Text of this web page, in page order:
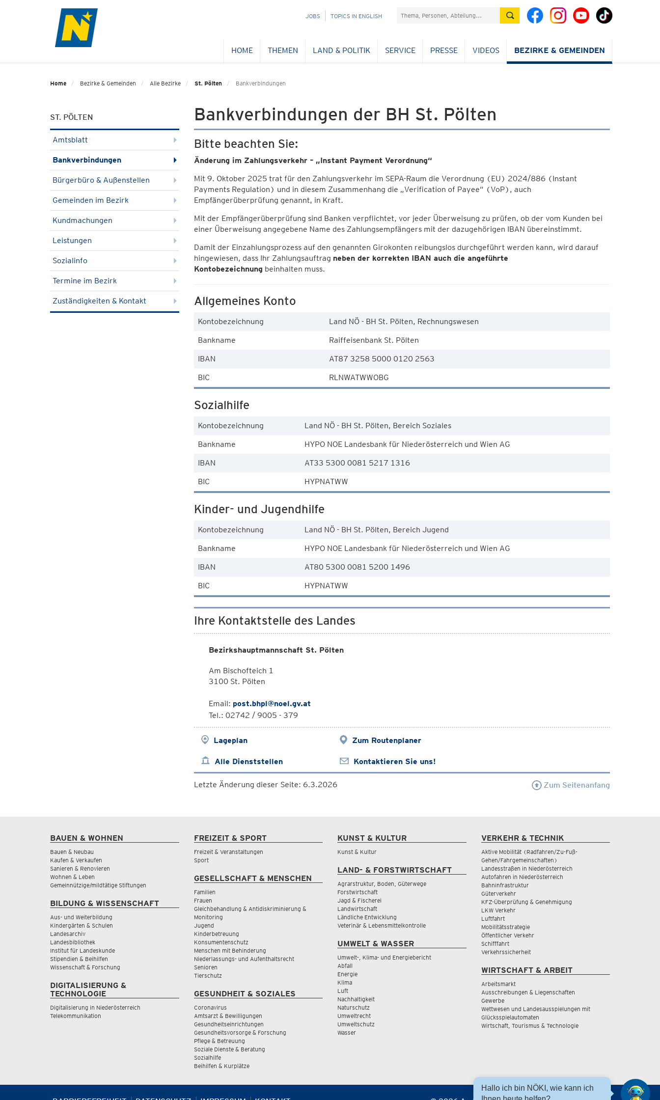
NAVIGATION
JOBS TOPICS IN ENGLISH Suchefeld
HOME THEMEN LAND & POLITIK SERVICE PRESSE VIDEOS BEZIRKE & GEMEINDEN
Home Bezirke & Gemeinden Alle Bezirke St. Pölten Bankverbindungen
ST. PÖLTEN
Amtsblatt
Bankverbindungen
Bürgerbüro & Außenstellen
Gemeinden im Bezirk
Kundmachungen
Leistungen
Sozialinfo
Termine im Bezirk
Zuständigkeiten & Kontakt
Bankverbindungen der BH St. Pölten
Bitte beachten Sie:
Änderung im Zahlungsverkehr – „Instant Payment Verordnung“
Mit 9. Oktober 2025 trat für den Zahlungsverkehr im SEPA-Raum die Verordnung (EU) 2024/886 (Instant
Payments Regulation) und in diesem Zusammenhang die „Verification of Payee“ (VoP), auch
Empfängerüberprüfung genannt, in Kraft.
Mit der Empfängerüberprüfung sind Banken verpflichtet, vor jeder Überweisung zu prüfen, ob der vom Kunden bei
einer Überweisung angegebene Name des Zahlungsempfängers mit der dazugehörigen IBAN übereinstimmt.
Damit der Einzahlungsprozess auf den genannten Girokonten reibungslos durchgeführt werden kann, wird darauf
hingewiesen, dass Ihr Zahlungsauftrag neben der korrekten IBAN auch die angeführte
Kontobezeichnung beinhalten muss.
Allgemeines Konto
Kontobezeichnung
Land NÖ - BH St. Pölten, Rechnungswesen
Bankname
Raiffeisenbank St. Pölten
IBAN
AT87 3258 5000 0120 2563
BIC
RLNWATWWOBG
Sozialhilfe
Kontobezeichnung
Land NÖ - BH St. Pölten, Bereich Soziales
Bankname
HYPO NOE Landesbank für Niederösterreich und Wien AG
IBAN
AT33 5300 0081 5217 1316
BIC
HYPNATWW
Kinder- und Jugendhilfe
Kontobezeichnung
Land NÖ - BH St. Pölten, Bereich Jugend
Bankname
HYPO NOE Landesbank für Niederösterreich und Wien AG
IBAN
AT80 5300 0081 5200 1496
BIC
HYPNATWW
Ihre Kontaktstelle des Landes
Bezirkshauptmannschaft St. Pölten
Am Bischofteich 1
3100 St. Pölten
Email: post.bhpl@noel.gv.at
Tel.: 02742 / 9005 - 379
Lageplan Zum Routenplaner
Alle Dienststellen Kontaktieren Sie uns!
Letzte Änderung dieser Seite: 6.3.2026 Zum Seitenanfang
BAUEN & WOHNEN
Bauen & Neubau
Kaufen & Verkaufen
Sanieren & Renovieren
Wohnen & Leben
Gemeinnützige/mildtätige Stiftungen
BILDUNG & WISSENSCHAFT
Aus- und Weiterbildung
Kindergärten & Schulen
Landesarchiv
Landesbibliothek
Institut für Landeskunde
Stipendien & Beihilfen
Wissenschaft & Forschung
DIGITALISIERUNG &
TECHNOLOGIE
Digitalisierung in Niederösterreich
Telekommunikation
FREIZEIT & SPORT
Freizeit & Veranstaltungen
Sport
GESELLSCHAFT & MENSCHEN
Familien
Frauen
Gleichbehandlung & Antidiskriminierung &
Monitoring
Jugend
Kinderbetreuung
Konsumentenschutz
Menschen mit Behinderung
Niederlassungs- und Aufenthaltsrecht
Senioren
Tierschutz
GESUNDHEIT & SOZIALES
Coronavirus
Amtsarzt & Bewilligungen
Gesundheitseinrichtungen
Gesundheitsvorsorge & Forschung
Pflege & Betreuung
Soziale Dienste & Beratung
Sozialhilfe
Beihilfen & Kurplätze
KUNST & KULTUR
Kunst & Kultur
LAND- & FORSTWIRTSCHAFT
Agrarstruktur, Boden, Güterwege
Forstwirtschaft
Jagd & Fischerei
Landwirtschaft
Ländliche Entwicklung
Veterinär & Lebensmittelkontrolle
UMWELT & WASSER
Umwelt-, Klima- und Energiebericht
Abfall
Energie
Klima
Luft
Nachhaltigkeit
Naturschutz
Umweltrecht
Umweltschutz
Wasser
VERKEHR & TECHNIK
Aktive Mobilität (Radfahren/Zu-Fuß-
Gehen/Fahrgemeinschaften)
Landesstraßen in Niederösterreich
Autofahren in Niederösterreich
Bahninfrastruktur
Güterverkehr
KFZ-Überprüfung & Genehmigung
LKW Verkehr
Luftfahrt
Mobilitätsstrategie
Öffentlicher Verkehr
Schifffahrt
Verkehrssicherheit
WIRTSCHAFT & ARBEIT
Arbeitsmarkt
Ausschreibungen & Liegenschaften
Gewerbe
Wettwesen und Landesausspielungen mit
Glücksspielautomaten
Wirtschaft, Tourismus & Technologie
Hallo ich bin NÖKI, wie kann ich